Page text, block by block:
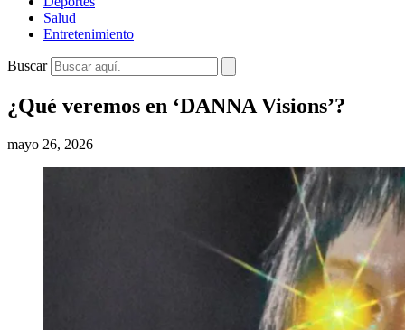
Salud
Entretenimiento
Buscar
¿Qué veremos en ‘DANNA Visions’?
mayo 26, 2026